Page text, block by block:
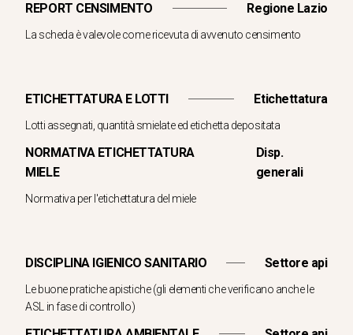
REPORT CENSIMENTO Regione Lazio
La scheda è valevole come ricevuta di avvenuto censimento
ETICHETTATURA E LOTTI Etichettatura
Lotti assegnati, quantità smielate ed etichetta depositata
NORMATIVA ETICHETTATURA
MIELE
Disp.
generali
Normativa per l'etichettatura del miele
DISCIPLINA IGIENICO SANITARIO Settore api
Le buone pratiche apistiche (gli elementi che verificano anche le
ASL in fase di controllo)